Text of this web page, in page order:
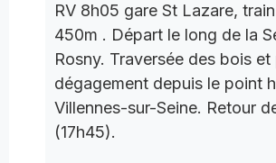
RV 8h05 gare St Lazare,
450m . Départ le long de la
Rosny. Traversée des bois
dégagement depuis le point
Villennes-sur-Seine. Retour
(17h45).